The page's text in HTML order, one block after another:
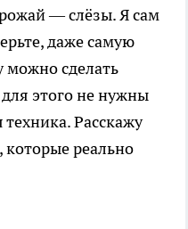
— слёзы. Я сам
даже самую
можно сделать
этого не нужны
Расскажу
которые реально